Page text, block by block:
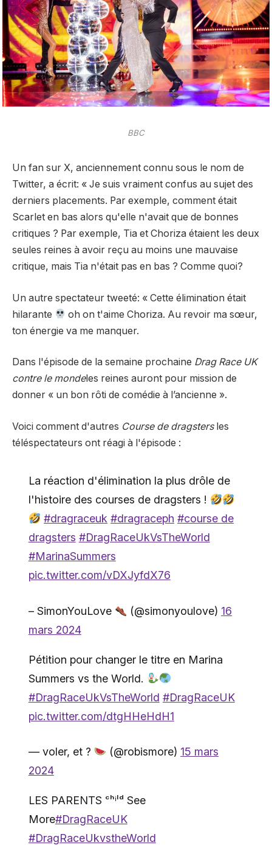
BBC
Un fan sur X, anciennement connu sous le nom de
Twitter, a écrit: « Je suis vraiment confus au sujet des
derniers placements. Par exemple, comment était
Scarlet en bas alors qu'elle n'avait que de bonnes
critiques ? Par exemple, Tia et Choriza étaient les deux
seules reines à avoir reçu au moins une mauvaise
critique, mais Tia n'était pas en bas ? Comme quoi?
Un autre spectateur tweeté: « Cette élimination était
hilarante
oh on t'aime Choriza. Au revoir ma sœur,
ton énergie va me manquer.
Dans l'épisode de la semaine prochaine Drag Race UK
contre le mondeles reines auront pour mission de
donner « un bon rôti de comédie à l’ancienne ».
Voici comment d'autres Course de dragstersles
téléspectateurs ont réagi à l'épisode :
La réaction d'élimination la plus drôle de
l'histoire des courses de dragsters !
#dragraceuk #dragraceph #course de
dragsters #DragRaceUkVsTheWorld
#MarinaSummers
pic.twitter.com/vDXJyfdX76
– SimonYouLove (@simonyoulove) 16
mars 2024
Pétition pour changer le titre en Marina
Summers vs the World.
#DragRaceUkVsTheWorld #DragRaceUK
pic.twitter.com/dtgHHeHdH1
— voler, et ? (@robismore) 15 mars
2024
LES PARENTS ᶜʰⁱˡᵈ See
More#DragRaceUK
#DragRaceUkvstheWorld